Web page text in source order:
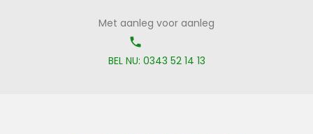
Met aanleg voor aanleg
call_on
BEL NU: 0343 52 14 13